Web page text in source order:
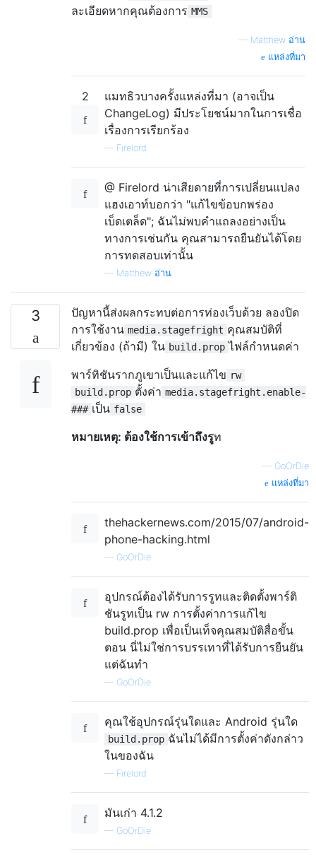
ละเอียดหากคุณต้องการ MMS
— Matthew อ่าน
แหล่งที่มา
2
แมทธิวบางครั้งแหล่งที่มา (อาจเป็น
ChangeLog) มีประโยชน์มากในการเชื่อ
เรื่องการเรียกร้อง
— Firelord
@ Firelord น่าเสียดายที่การเปลี่ยนแปลง
แฮงเอาท์บอกว่า "แก้ไขข้อบกพร่อง
เบ็ดเตล็ด"; ฉันไม่พบคำแถลงอย่างเป็น
ทางการเช่นกัน คุณสามารถยืนยันได้โดย
การทดสอบเท่านั้น
— Matthew อ่าน
3
ปัญหานี้ส่งผลกระทบต่อการท่องเว็บด้วย ลองปิด
การใช้งาน media.stagefright คุณสมบัติที่
เกี่ยวข้อง (ถ้ามี) ใน build.prop ไฟล์กำหนดค่า
พาร์ทิชันรากภูเขาเป็นและแก้ไข rw
build.prop ตั้งค่า media.stagefright.enable-
### เป็น false
หมายเหตุ: ต้องใช้การเข้าถึงรูท
— GoOrDie
แหล่งที่มา
thehackernews.com/2015/07/android-
phone-hacking.html
— GoOrDie
อุปกรณ์ต้องได้รับการรูทและติดตั้งพาร์ติ
ชันรูทเป็น rw การตั้งค่าการแก้ไข
build.prop เพื่อเป็นเท็จคุณสมบัติสื่อขั้น
ตอน นี่ไม่ใช่การบรรเทาที่ได้รับการยืนยัน
แต่ฉันทำ
— GoOrDie
คุณใช้อุปกรณ์รุ่นใดและ Android รุ่นใด
build.prop ฉันไม่ได้มีการตั้งค่าดังกล่าว
ในของฉัน
— Firelord
มันเก่า 4.1.2
— GoOrDie